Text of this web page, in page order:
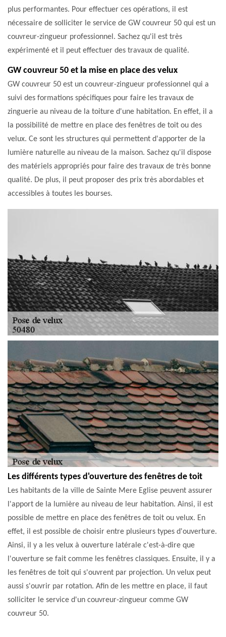
plus performantes. Pour effectuer ces opérations, il est
nécessaire de solliciter le service de GW couvreur 50 qui est un
couvreur-zingueur professionnel. Sachez qu'il est très
expérimenté et il peut effectuer des travaux de qualité.
GW couvreur 50 et la mise en place des velux
GW couvreur 50 est un couvreur-zingueur professionnel qui a
suivi des formations spécifiques pour faire les travaux de
zinguerie au niveau de la toiture d'une habitation. En effet, il a
la possibilité de mettre en place des fenêtres de toit ou des
velux. Ce sont les structures qui permettent d'apporter de la
lumière naturelle au niveau de la maison. Sachez qu'il dispose
des matériels appropriés pour faire des travaux de très bonne
qualité. De plus, il peut proposer des prix très abordables et
accessibles à toutes les bourses.
Les différents types d'ouverture des fenêtres de toit
Les habitants de la ville de Sainte Mere Eglise peuvent assurer
l'apport de la lumière au niveau de leur habitation. Ainsi, il est
possible de mettre en place des fenêtres de toit ou velux. En
effet, il est possible de choisir entre plusieurs types d'ouverture.
Ainsi, il y a les velux à ouverture latérale c'est-à-dire que
l'ouverture se fait comme les fenêtres classiques. Ensuite, il y a
les fenêtres de toit qui s'ouvrent par projection. Un velux peut
aussi s'ouvrir par rotation. Afin de les mettre en place, il faut
solliciter le service d'un couvreur-zingueur comme GW
couvreur 50.